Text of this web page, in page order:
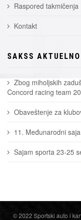
Raspored takmičenja
Kontakt
SAKSS
Zbog miholjskih
Concord racing team
Obaveštenje za
11. Međunarodni
Sajam sporta 23-25
© 2022 Sportski auto i